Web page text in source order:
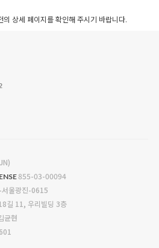
상세 페이지를 확인해 주시기 바랍니다.
855-03-00094
울광진-0615
길 11, 우리빌딩 3층
균현